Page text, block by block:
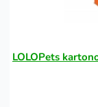
LOLOPets